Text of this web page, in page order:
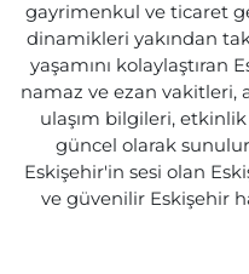
gayrimenkul ve ticaret
dinamikleri yakından
yaşamını kolaylaştıran
namaz ve ezan vakitleri,
ulaşım bilgileri,
güncel olarak
Eskişehir'in sesi olan
ve güvenilir Eskişehir